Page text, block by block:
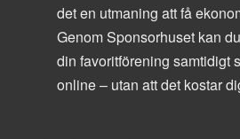
det en utmaning att få
Genom Sponsorhuset kan
din favoritförening samtidigt
online – utan att det kostar